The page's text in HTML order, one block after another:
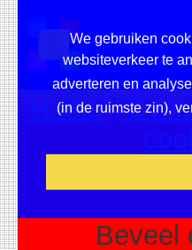
We gebruiken
websiteverkeer te
adverteren en
(in de ruimste zin),
Home|
Beveel